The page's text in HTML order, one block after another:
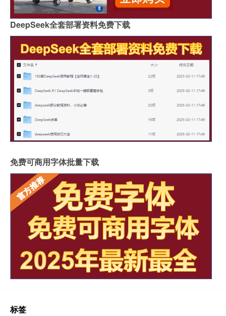
DeepSeek全套部署资料免费下载
免费可商用字体批量下载
标签